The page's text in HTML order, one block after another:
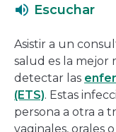
Escuchar
Asistir a un
salud es la mejor
detectar las
(ETS). Estas
persona a otra a
vaginales, orales